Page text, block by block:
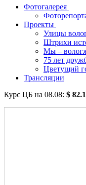
Фотогалерея
Проекты
Улицы
Штрихи
Мы –
75 лет
Цветущий
Трансляции
Курс ЦБ на 08.08: $